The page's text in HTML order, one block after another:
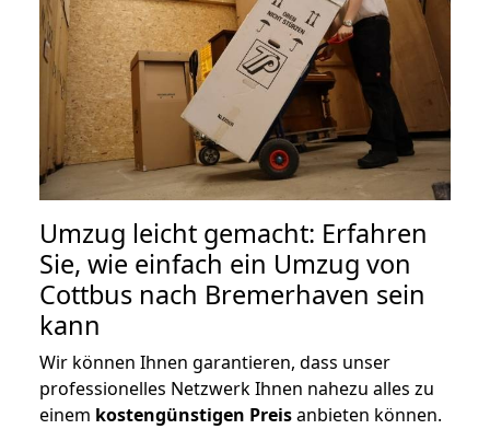
Umzug leicht gemacht: Erfahren
Sie, wie einfach ein Umzug von
Cottbus nach Bremerhaven sein
kann
Wir können Ihnen garantieren, dass unser
professionelles Netzwerk Ihnen nahezu alles zu
einem kostengünstigen Preisanbieten können.